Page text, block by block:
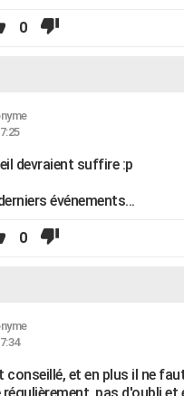
0
devraient suffire :p
événements...
0
et en plus il ne